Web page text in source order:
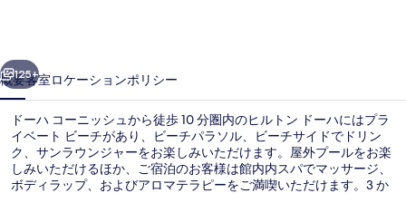
の
写
真
ギ
ャ
次へ
125+
概要客室ロケーションポリシー
ドーハ コーニッシュから徒歩 10 分圏内のヒルトン ドーハにはプラ
イベート ビーチがあり、ビーチパラソル、ビーチサイドでドリン
ク、サンラウンジャーをお楽しみいただけます。屋外プールをお楽
しみいただけるほか、ご宿泊のお客様は館内内スパでマッサージ、
ボディラップ、およびアロマテラピーをご満喫いただけます。3 か